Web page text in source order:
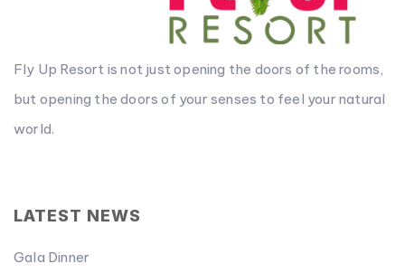
Fly Up Resort is not just opening the doors of the rooms,
but opening the doors of your senses to feel your natural
world.
LATEST NEWS
Gala Dinner